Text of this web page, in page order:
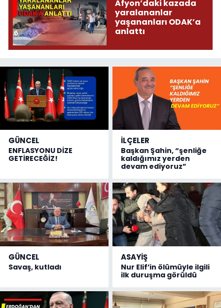
Afyon’daki kazada
yaralananlar
yaşananları ODAK’a
anlattı
GÜNCEL
ENFLASYONU DİZE
GETİRECEĞİZ!
İLÇELER
Başkan Şahin, “şenliğe
kaldığımız yerden
devam ediyoruz”
GÜNCEL
Savaş, kutladı
ASAYİŞ
Nur Elif’in ölümüyle ilgili
ilk duruşma görüldü